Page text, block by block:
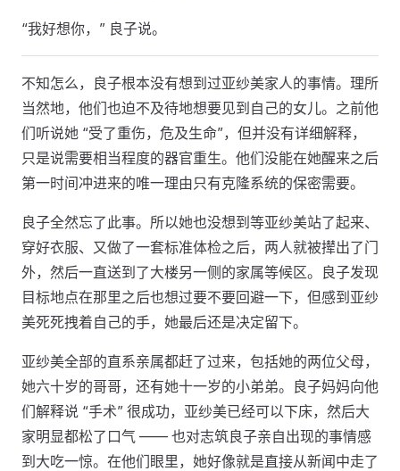
“我好想你，” 良子说。
不知怎么，良子根本没有想到过亚纱美家人的事情。理所
当然地，他们也迫不及待地想要见到自己的女儿。之前他
们听说她 “受了重伤，危及生命”，但并没有详细解释，
只是说需要相当程度的器官重生。他们没能在她醒来之后
第一时间冲进来的唯一理由只有克隆系统的保密需要。
良子全然忘了此事。所以她也没想到等亚纱美站了起来、
穿好衣服、又做了一套标准体检之后，两人就被撵出了门
外，然后一直送到了大楼另一侧的家属等候区。良子发现
目标地点在那里之后也想过要不要回避一下，但感到亚纱
美死死拽着自己的手，她最后还是决定留下。
亚纱美全部的直系亲属都赶了过来，包括她的两位父母，
她六十岁的哥哥，还有她十一岁的小弟弟。良子妈妈向他
们解释说 “手术” 很成功，亚纱美已经可以下床，然后大
家明显都松了口气 —— 也对志筑良子亲自出现的事情感
到大吃一惊。在他们眼里，她好像就是直接从新闻中走了